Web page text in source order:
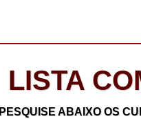
LISTA
PESQUISE ABAIXO OS